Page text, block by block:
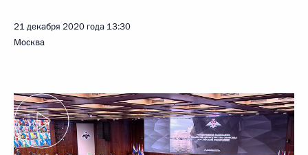
21 декабря 2020 года 13:30
Москва